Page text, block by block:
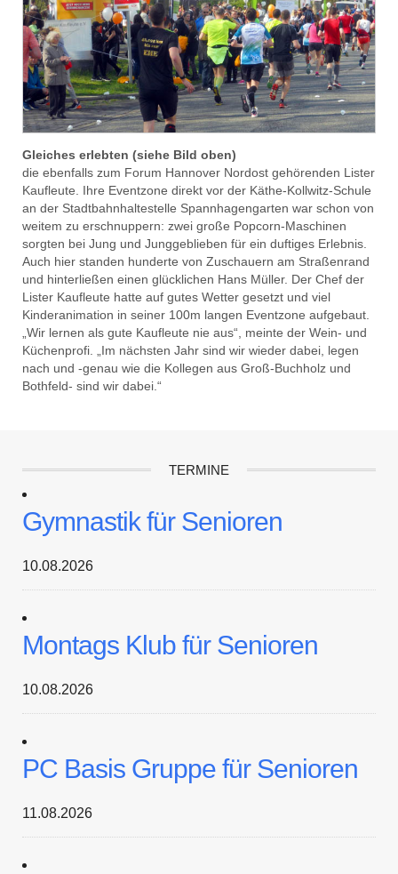
Gleiches erlebten (siehe Bild oben)
die ebenfalls zum Forum Hannover Nordost gehörenden Lister
Kaufleute. Ihre Eventzone direkt vor der Käthe-Kollwitz-Schule
an der Stadtbahnhaltestelle Spannhagengarten war schon von
weitem zu erschnuppern: zwei große Popcorn-Maschinen
sorgten bei Jung und Junggeblieben für ein duftiges Erlebnis.
Auch hier standen hunderte von Zuschauern am Straßenrand
und hinterließen einen glücklichen Hans Müller. Der Chef der
Lister Kaufleute hatte auf gutes Wetter gesetzt und viel
Kinderanimation in seiner 100m langen Eventzone aufgebaut.
„Wir lernen als gute Kaufleute nie aus“, meinte der Wein- und
Küchenprofi. „Im nächsten Jahr sind wir wieder dabei, legen
nach und -genau wie die Kollegen aus Groß-Buchholz und
Bothfeld- sind wir dabei.“
TERMINE
Gymnastik für Senioren
10.08.2026
Montags Klub für Senioren
10.08.2026
PC Basis Gruppe für Senioren
11.08.2026